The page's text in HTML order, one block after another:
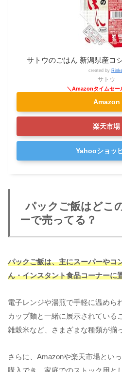
サトウのごはん 新潟県産コ
created by
サトウ
Amazon
楽天市場
Yahooショッ
パックご飯はどこ
ーで売ってる？
パックご飯は、主にスーパーやコ
ん・インスタント食品コーナーに
電子レンジや湯煎で手軽に温めら
カップ麺と一緒に展示されている
雑穀米など、さまざまな種類が揃
さらに、Amazonや楽天市場とい
購入でき、家庭でのストック用と